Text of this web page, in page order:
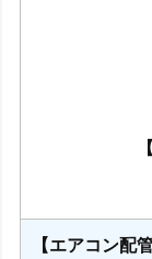
【エアコン配